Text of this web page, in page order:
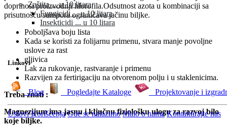
Zaštita ... u 10 litara
Fungicidi ... u 10 litara
Insekticidi ... u 10 litara
Linkovi
Blog Pogledajte Kataloge Projektovanje i
Uslovi Korišćenja Gde se nalazimo Malo o nama Kontaktirajte nas
doprinosi proizvodnji hlorofila.Odsutnost azota u kombinaciji sa
prisutnošću sumpora ograničava jačinu biljke.
Poboljšava boju lista
Kada se koristi za folijarnu primenu, stvara manje povoljne
uslove za rast
gljivica
Lak za rukovanje, rastvaranje i primenu
Razvijen za fertirigaciju na otvorenom polju i u staklenicima.
Treba znati :
Magnezijum ima jasnu i ključnu fiziološku ulogu za razvoj bilo
koje biljke.